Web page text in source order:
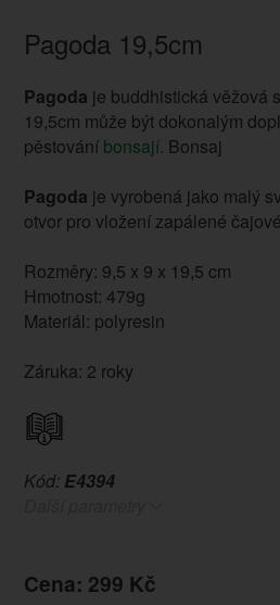
Pagoda 19,5cm
Pagoda je buddhistická věžová
19,5cm může být dokonalým
pěstování bonsají. Bonsaj
Pagoda je vyrobená jako malý
otvor pro vložení zapálené
Rozměry: 9,5 x 9 x 19,5 cm
Hmotnost: 479g
Materiál: polyresin
Záruka: 2 roky
Kód: E4394
Cena: 299 Kč